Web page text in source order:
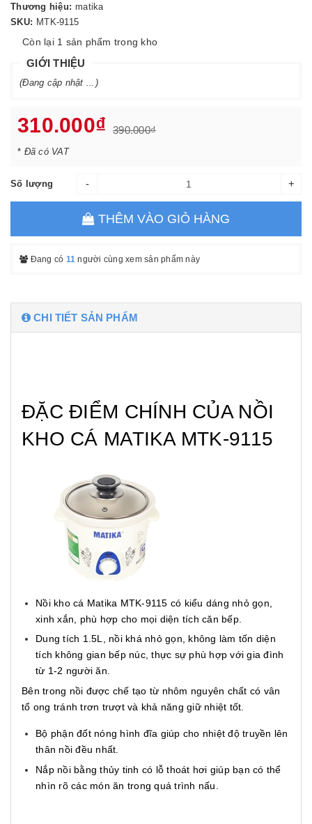
Thương hiệu: matika
SKU: MTK-9115
Còn lại 1 sản phẩm trong kho
GIỚI THIỆU
(Đang cập nhật ...)
310.000₫ 390.000₫
* Đã có VAT
Số lượng - +
THÊM VÀO GIỎ HÀNG
Đang có 11 người cùng xem sản phẩm này
CHI TIẾT SẢN PHẨM
ĐẶC ĐIỂM CHÍNH CỦA NỒI
KHO CÁ MATIKA MTK-9115
Nồi kho cá Matika MTK-9115 có kiểu dáng nhỏ gọn,
xinh xắn, phù hợp cho mọi diện tích căn bếp.
Dung tích 1.5L, nồi khá nhỏ gọn, không làm tốn diện
tích không gian bếp núc, thực sự phù hợp với gia đình
từ 1-2 người ăn.
Bên trong nồi được chế tạo từ nhôm nguyên chất có vân
tổ ong tránh trơn trượt và khả năng giữ nhiệt tốt.
Bộ phận đốt nóng hình đĩa giúp cho nhiệt độ truyền lên
thân nồi đều nhất.
Nắp nồi bằng thủy tinh có lỗ thoát hơi giúp bạn có thể
nhìn rõ các món ăn trong quá trình nấu.